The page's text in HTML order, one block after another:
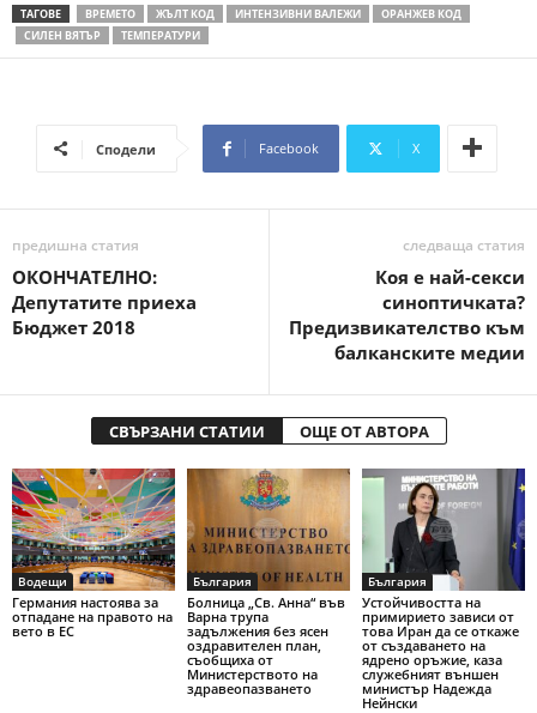
ТАГОВЕ ВРЕМЕТО ЖЪЛТ КОД ИНТЕНЗИВНИ ВАЛЕЖИ
ОРАНЖЕВ КОД
СИЛЕН ВЯТЪР
ТЕМПЕРАТУРИ
Сподели Facebook X
предишна статия
ОКОНЧАТЕЛНО:
Депутатите приеха
Бюджет 2018
следваща статия
Коя е най-секси
синоптичката?
Предизвикателство към
балканските медии
СВЪРЗАНИ СТАТИИ ОЩЕ ОТ АВТОРА
Водещи
Германия настоява за
отпадане на правото на
вето в ЕС
България
Болница „Св. Анна“ във
Варна трупа
задължения без ясен
оздравителен план,
съобщиха от
Министерството на
здравеопазването
България
Устойчивостта на
примирието зависи от
това Иран да се откаже
от създаването на
ядрено оръжие, каза
служебният външен
министър Надежда
Нейнски